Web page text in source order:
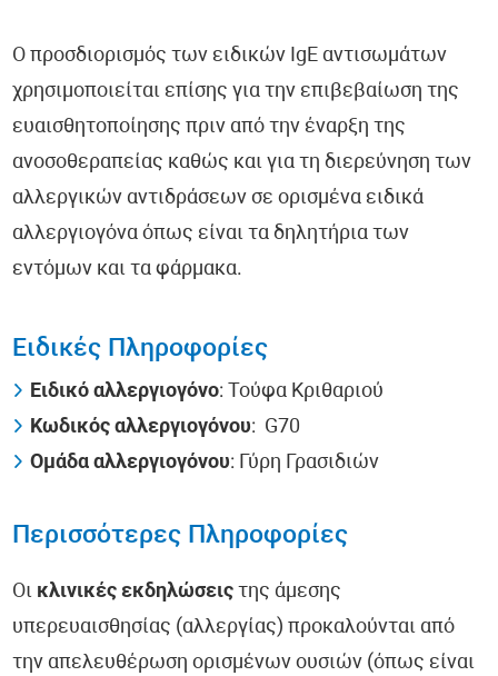
Ο προσδιορισμός των ειδικών IgE αντισωμάτων
χρησιμοποιείται επίσης για την επιβεβαίωση της
ευαισθητοποίησης πριν από την έναρξη της
ανοσοθεραπείας καθώς και για τη διερεύνηση των
αλλεργικών αντιδράσεων σε ορισμένα ειδικά
αλλεργιογόνα όπως είναι τα δηλητήρια των
εντόμων και τα φάρμακα.
Ειδικές Πληροφορίες
Ειδικό αλλεργιογόνο: Τούφα Κριθαριού
Κωδικός αλλεργιογόνου: G70
Ομάδα αλλεργιογόνου: Γύρη Γρασιδιών
Περισσότερες Πληροφορίες
Οι κλινικές εκδηλώσεις της άμεσης
υπερευαισθησίας (αλλεργίας) προκαλούνται από
την απελευθέρωση ορισμένων ουσιών (όπως είναι